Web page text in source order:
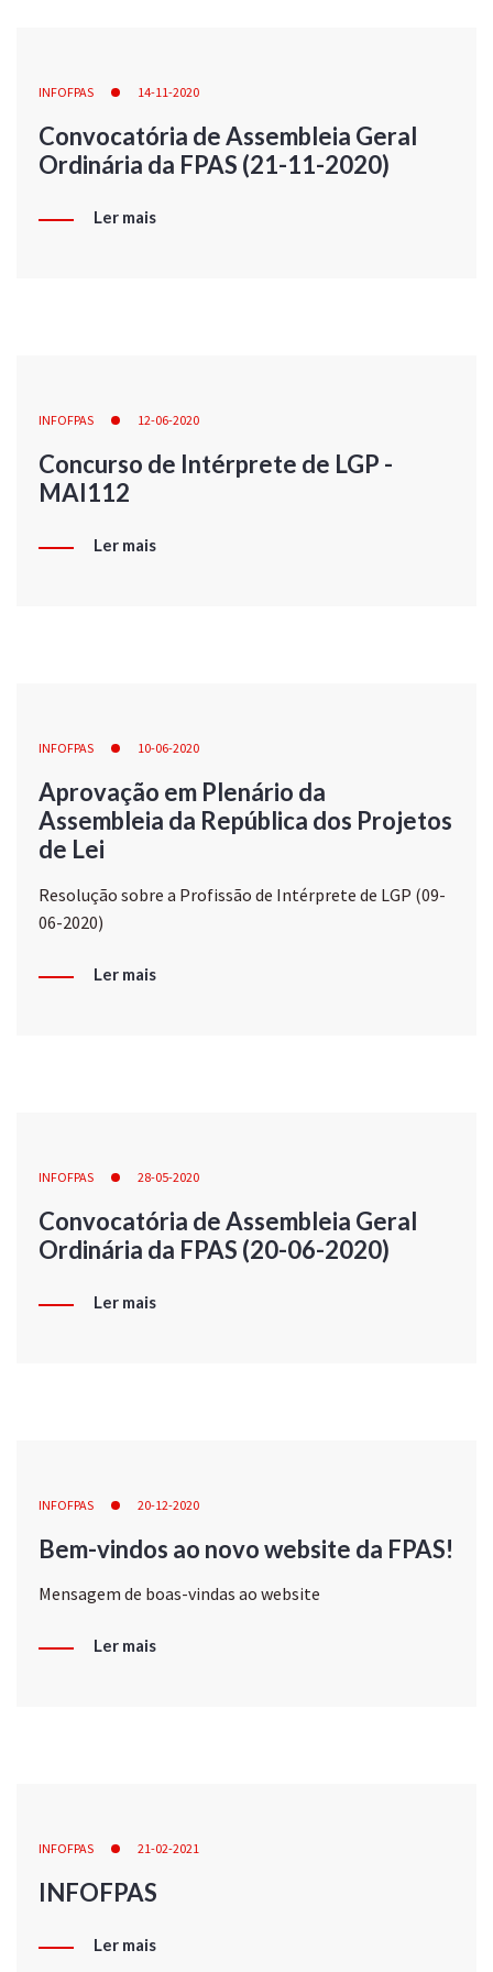
INFOFPAS 14-11-2020
Convocatória de Assembleia Geral
Ordinária da FPAS (21-11-2020)
Ler mais
INFOFPAS 12-06-2020
Concurso de Intérprete de LGP -
MAI112
Ler mais
INFOFPAS 10-06-2020
Aprovação em Plenário da
Assembleia da República dos Projetos
de Lei
Resolução sobre a Profissão de Intérprete de LGP (09-
06-2020)
Ler mais
INFOFPAS 28-05-2020
Convocatória de Assembleia Geral
Ordinária da FPAS (20-06-2020)
Ler mais
INFOFPAS 20-12-2020
Bem-vindos ao novo website da FPAS!
Mensagem de boas-vindas ao website
Ler mais
INFOFPAS 21-02-2021
INFOFPAS
Ler mais